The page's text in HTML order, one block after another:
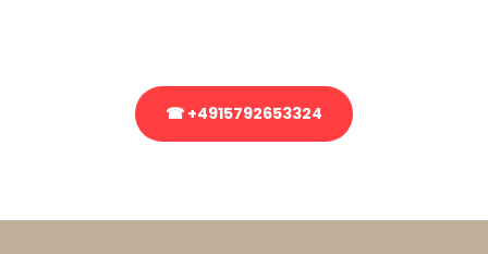
☎ +4915792653324